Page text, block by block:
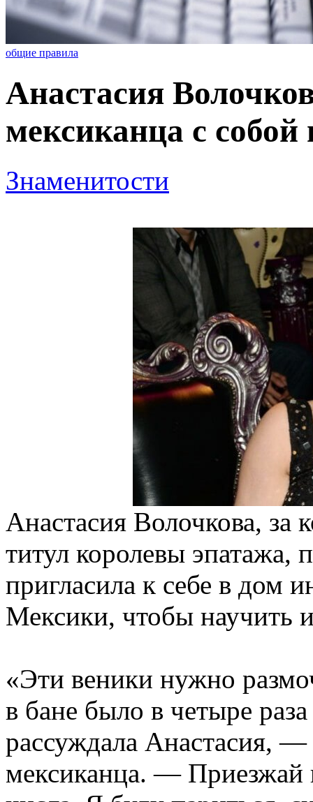
общие правила
Анастасия
мексиканца с
Знаменитости
Анастасия Волочкова, за
титул королевы эпатажа,
пригласила к себе в дом
Мексики, чтобы научить
«Эти веники нужно
в бане было в четыре
рассуждала Анастасия,
мексиканца. — Приезжай